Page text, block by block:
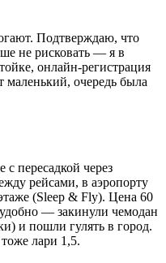
Подтверждаю, что
не рисковать — я в
онлайн-регистрация
маленький, очередь была
пересадкой через
рейсами, в аэропорту
(Sleep & Fly). Цена 60
— закинули чемодан
и пошли гулять в город.
лари 1,5.